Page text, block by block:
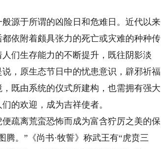
源于所谓的凶险日和危难日。近代以来
依附着颇具张力的死亡或灾难的种种传
们生存能力的不断提升，既往阴影淡
，原生态节日中的忧患意识，辟邪祈福
既由系统的仪式所建构，也需拥有强大
的欢迎，成为吉祥使者。
疏离荒蛮恐怖而成为富含狞厉之美的保
。”《尚书·牧誓》称武王有“虎贲三